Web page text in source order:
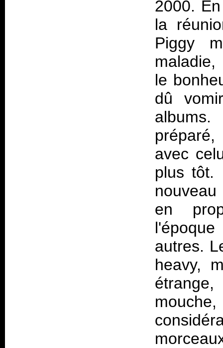
2000.
la
Piggy
le
dû
albums.
avec
plus tôt.
en
autres.
heavy,